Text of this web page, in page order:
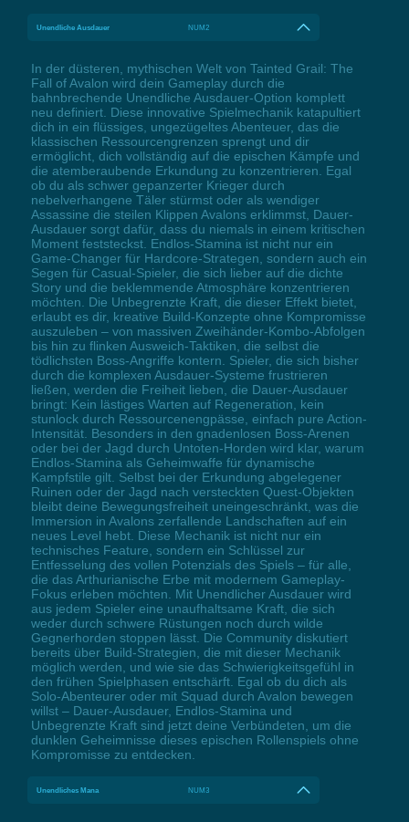
Unendliche Ausdauer NUM2
In der düsteren, mythischen Welt von Tainted Grail: The
Fall of Avalon wird dein Gameplay durch die
bahnbrechende Unendliche Ausdauer-Option komplett
neu definiert. Diese innovative Spielmechanik katapultiert
dich in ein flüssiges, ungezügeltes Abenteuer, das die
klassischen Ressourcengrenzen sprengt und dir
ermöglicht, dich vollständig auf die epischen Kämpfe und
die atemberaubende Erkundung zu konzentrieren. Egal
ob du als schwer gepanzerter Krieger durch
nebelverhangene Täler stürmst oder als wendiger
Assassine die steilen Klippen Avalons erklimmst, Dauer-
Ausdauer sorgt dafür, dass du niemals in einem kritischen
Moment feststeckst. Endlos-Stamina ist nicht nur ein
Game-Changer für Hardcore-Strategen, sondern auch ein
Segen für Casual-Spieler, die sich lieber auf die dichte
Story und die beklemmende Atmosphäre konzentrieren
möchten. Die Unbegrenzte Kraft, die dieser Effekt bietet,
erlaubt es dir, kreative Build-Konzepte ohne Kompromisse
auszuleben – von massiven Zweihänder-Kombo-Abfolgen
bis hin zu flinken Ausweich-Taktiken, die selbst die
tödlichsten Boss-Angriffe kontern. Spieler, die sich bisher
durch die komplexen Ausdauer-Systeme frustrieren
ließen, werden die Freiheit lieben, die Dauer-Ausdauer
bringt: Kein lästiges Warten auf Regeneration, kein
stunlock durch Ressourcenengpässe, einfach pure Action-
Intensität. Besonders in den gnadenlosen Boss-Arenen
oder bei der Jagd durch Untoten-Horden wird klar, warum
Endlos-Stamina als Geheimwaffe für dynamische
Kampfstile gilt. Selbst bei der Erkundung abgelegener
Ruinen oder der Jagd nach versteckten Quest-Objekten
bleibt deine Bewegungsfreiheit uneingeschränkt, was die
Immersion in Avalons zerfallende Landschaften auf ein
neues Level hebt. Diese Mechanik ist nicht nur ein
technisches Feature, sondern ein Schlüssel zur
Entfesselung des vollen Potenzials des Spiels – für alle,
die das Arthurianische Erbe mit modernem Gameplay-
Fokus erleben möchten. Mit Unendlicher Ausdauer wird
aus jedem Spieler eine unaufhaltsame Kraft, die sich
weder durch schwere Rüstungen noch durch wilde
Gegnerhorden stoppen lässt. Die Community diskutiert
bereits über Build-Strategien, die mit dieser Mechanik
möglich werden, und wie sie das Schwierigkeitsgefühl in
den frühen Spielphasen entschärft. Egal ob du dich als
Solo-Abenteurer oder mit Squad durch Avalon bewegen
willst – Dauer-Ausdauer, Endlos-Stamina und
Unbegrenzte Kraft sind jetzt deine Verbündeten, um die
dunklen Geheimnisse dieses epischen Rollenspiels ohne
Kompromisse zu entdecken.
Unendliches Mana NUM3